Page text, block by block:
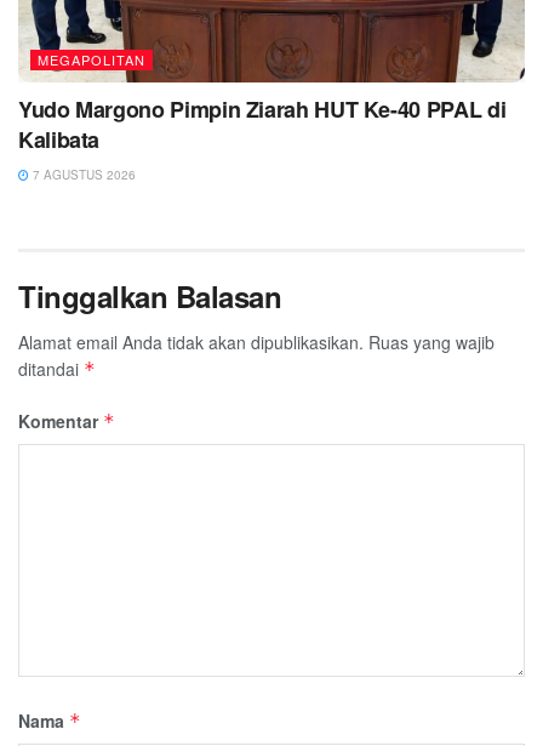
MEGAPOLITAN
Yudo Margono Pimpin Ziarah HUT Ke-40 PPAL di
Kalibata
7 AGUSTUS 2026
Tinggalkan Balasan
Alamat email Anda tidak akan dipublikasikan. Ruas yang wajib
ditandai *
Komentar *
Nama *